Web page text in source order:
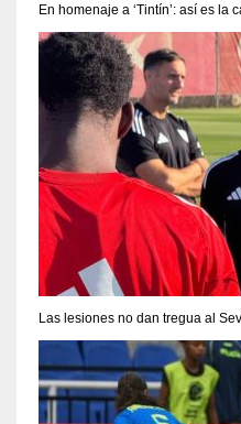
En homenaje a ‘Tintín’: así es la
Las lesiones no dan tregua al